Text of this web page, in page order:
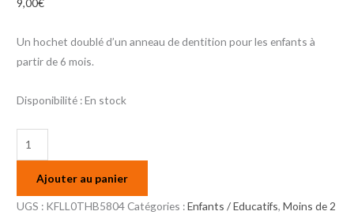
9,00€
Un hochet doublé d’un anneau de dentition pour les enfants à
partir de 6 mois.
Disponibilité :En stock
Ajouter au panier
UGS : KFLL0THB5804 Catégories :Enfants / Educatifs,Moins de 2